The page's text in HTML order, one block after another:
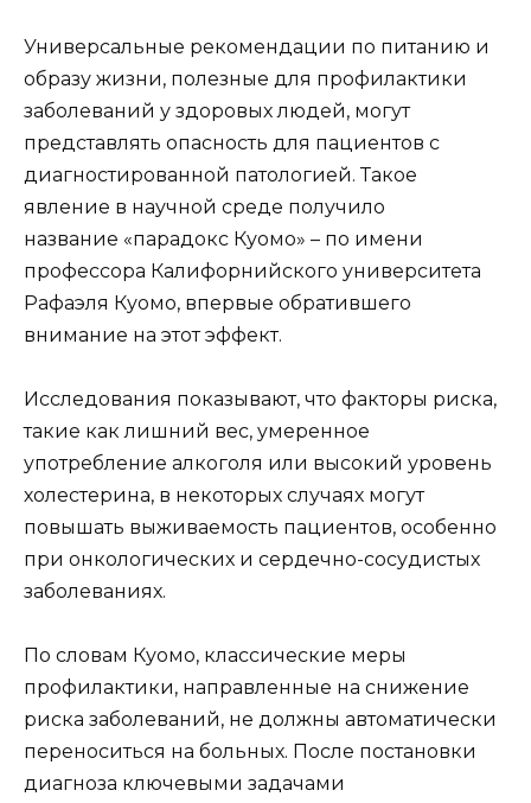
Универсальные рекомендации по питанию и
образу жизни, полезные для профилактики
заболеваний у здоровых людей, могут
представлять опасность для пациентов с
диагностированной патологией. Такое
явление в научной среде получило
название «парадокс Куомо» – по имени
профессора Калифорнийского университета
Рафаэля Куомо, впервые обратившего
внимание на этот эффект.
Исследования показывают, что факторы риска,
такие как лишний вес, умеренное
употребление алкоголя или высокий уровень
холестерина, в некоторых случаях могут
повышать выживаемость пациентов, особенно
при онкологических и сердечно-сосудистых
заболеваниях.
По словам Куомо, классические меры
профилактики, направленные на снижение
риска заболеваний, не должны автоматически
переноситься на больных. После постановки
диагноза ключевыми задачами